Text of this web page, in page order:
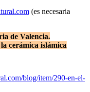
(es necesaria
de Valencia.
cerámica islámica
blog/item/290-en-el-